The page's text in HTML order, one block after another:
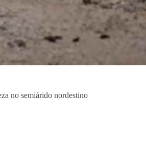
no semiárido nordestino